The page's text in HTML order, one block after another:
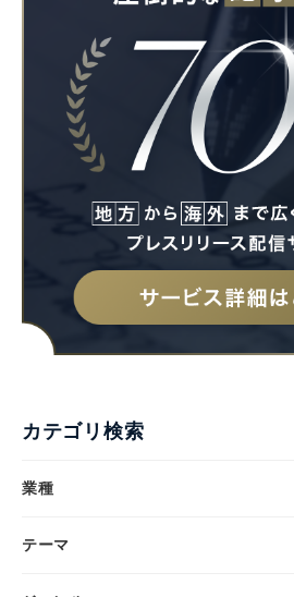
カテゴリ検索
業種
テーマ